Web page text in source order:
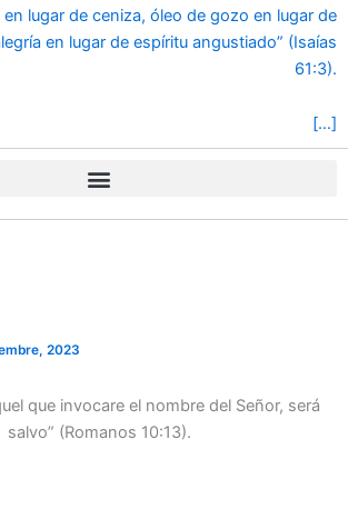
en lugar de ceniza, óleo de gozo en lugar de
en lugar de espíritu angustiado” (Isaías
61:3).
[…]
2023
que invocare el nombre del Señor, será
salvo” (Romanos 10:13).